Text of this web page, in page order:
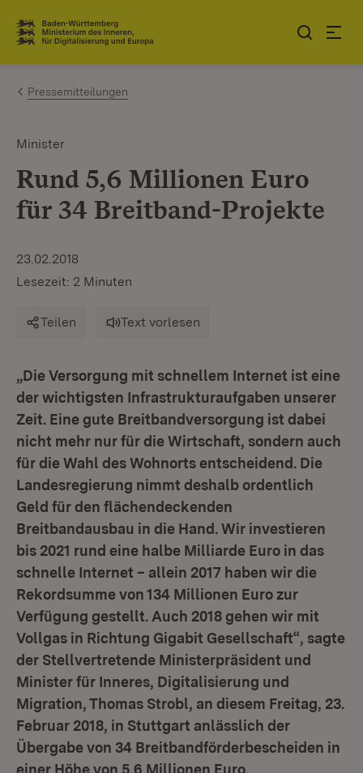
Zum Inhalt springen
Link zur Startseite
Pressemitteilungen
Minister
Rund 5,6 Millionen Euro
für 34 Breitband-Projekte
23.02.2018
Lesezeit: 2 Minuten
Teilen Text vorlesen
„Die Versorgung mit schnellem Internet ist eine
der wichtigsten Infrastrukturaufgaben unserer
Zeit. Eine gute Breitbandversorgung ist dabei
nicht mehr nur für die Wirtschaft, sondern auch
für die Wahl des Wohnorts entscheidend. Die
Landesregierung nimmt deshalb ordentlich
Geld für den flächendeckenden
Breitbandausbau in die Hand. Wir investieren
bis 2021 rund eine halbe Milliarde Euro in das
schnelle Internet – allein 2017 haben wir die
Rekordsumme von 134 Millionen Euro zur
Verfügung gestellt. Auch 2018 gehen wir mit
Vollgas in Richtung Gigabit Gesellschaft“, sagte
der Stellvertretende Ministerpräsident und
Minister für Inneres, Digitalisierung und
Migration, Thomas Strobl, an diesem Freitag, 23.
Februar 2018, in Stuttgart anlässlich der
Übergabe von 34 Breitbandförderbescheiden in
einer Höhe von 5,6 Millionen Euro.